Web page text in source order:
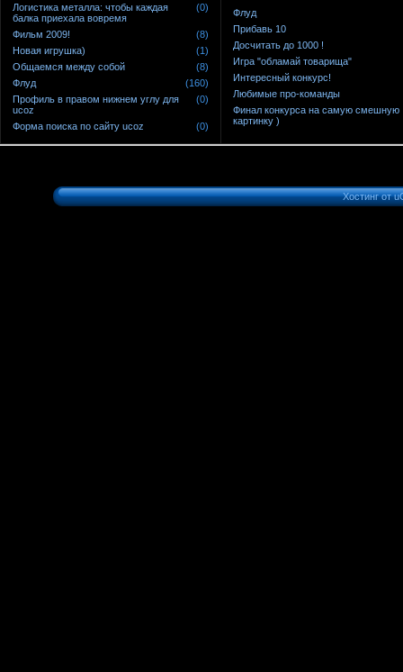
Логистика металла: чтобы каждая
балка приехала вовремя
(0)
Фильм 2009!
(8)
Новая игрушка)
(1)
Общаемся между собой
(8)
Флуд
(160)
Профиль в правом нижнем углу для
ucoz
(0)
Форма поиска по сайту ucoz (0)
Флуд
Прибавь 10
Досчитать до 1000 !
Игра "обламай товарища"
Интересный конкурс!
Любимые про-команды
Финал конкурса на самую смешную
картинку )
Хостинг от